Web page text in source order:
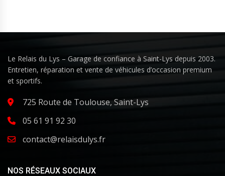
Le Relais du Lys – Garage de confiance à Saint-Lys depuis 2003.
Entretien, réparation et vente de véhicules d’occasion premium
et sportifs.
725 Route de Toulouse, Saint-Lys
05 61 91 92 30
contact@relaisdulys.fr
NOS RÉSEAUX SOCIAUX